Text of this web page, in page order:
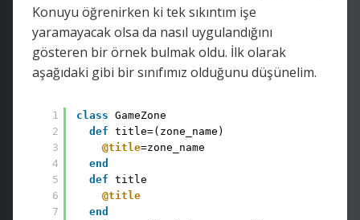
Konuyu öğrenirken ki tek sıkıntım işe
yaramayacak olsa da nasıl uygulandığını
gösteren bir örnek bulmak oldu. İlk olarak
aşağıdaki gibi bir sınıfımız olduğunu düşünelim.
1
2
3
4
5
6
7
class GameZone
def title=(zone_name)
@title=zone_name
end
def title
@title
end